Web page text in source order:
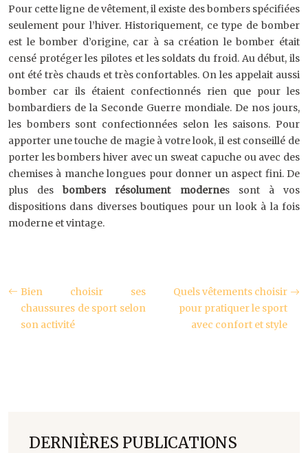
Pour cette ligne de vêtement, il existe des bombers spécifiées
seulement pour l’hiver. Historiquement, ce type de bomber
est le bomber d’origine, car à sa création le bomber était
censé protéger les pilotes et les soldats du froid. Au début, ils
ont été très chauds et très confortables. On les appelait aussi
bomber car ils étaient confectionnés rien que pour les
bombardiers de la Seconde Guerre mondiale. De nos jours,
les bombers sont confectionnées selon les saisons. Pour
apporter une touche de magie à votre look, il est conseillé de
porter les bombers hiver avec un sweat capuche ou avec des
chemises à manche longues pour donner un aspect fini. De
plus desbombers résolument modernes sont à vos
dispositions dans diverses boutiques pour un look à la fois
moderne et vintage.
Bien choisir ses
chaussures de sport selon
son activité
Quels vêtements choisir
pour pratiquer le sport
avec confort et style
DERNIÈRES PUBLICATIONS